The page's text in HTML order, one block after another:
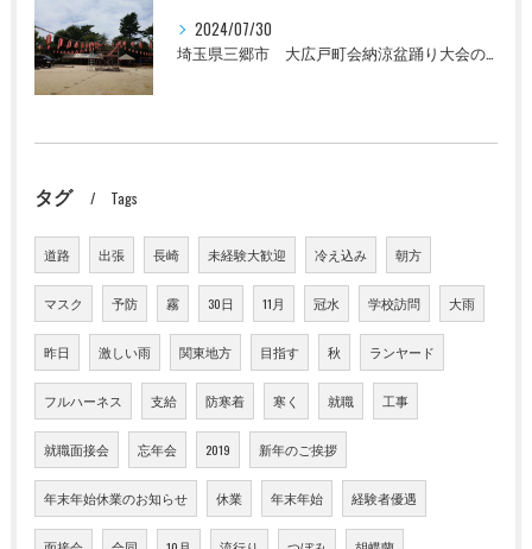
2024/07/30
埼玉県三郷市 大広戸町会納涼盆踊り大会のお知らせ 2024
タグ Tags
道路 出張 長崎 未経験大歓迎 冷え込み 朝方
マスク 予防 霧 30日 11月 冠水 学校訪問 大雨
昨日 激しい雨 関東地方 目指す 秋 ランヤード
フルハーネス 支給 防寒着 寒く 就職 工事
就職面接会 忘年会 2019 新年のご挨拶
年末年始休業のお知らせ 休業 年末年始 経験者優遇